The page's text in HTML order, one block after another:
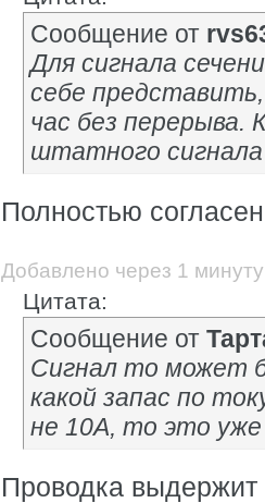
Сообщение от
Для сигнала
себе
час без перерыва.
штатного сигнала
Полностью
Добавлено через 1 минуту
Цитата:
Сообщение от
Сигнал то может
какой запас по
не 10А, то это
Проводка выдержит